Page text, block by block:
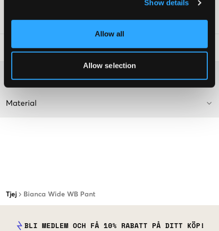
Show details
Allow all
Allow selection
Tjej Bianca Wide WB Pant
Art.nr:135375-001
Tvättråd:
Material
BLI MEDLEM OCH FÅ 10% RABATT PÅ DITT KÖP!